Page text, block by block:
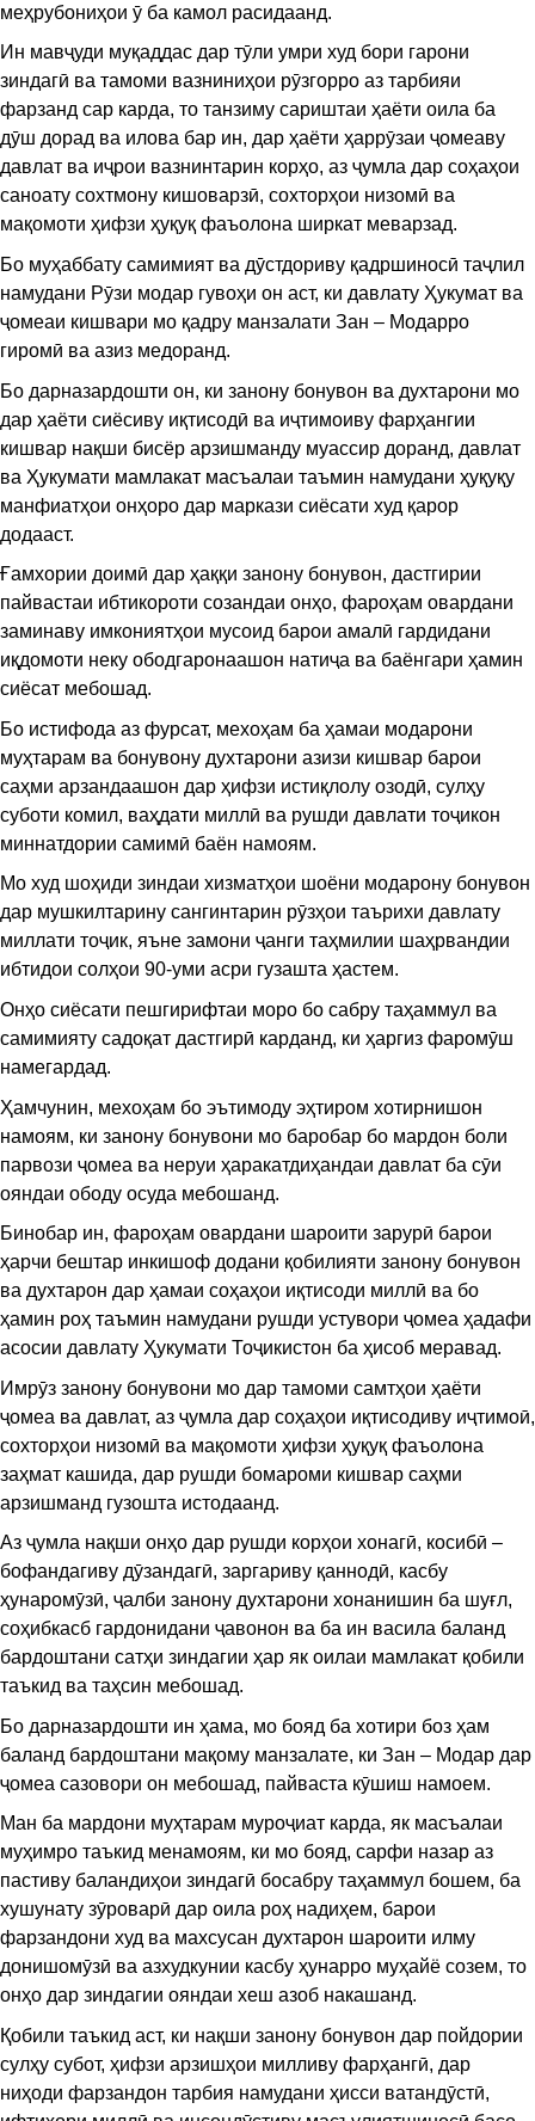
меҳрубониҳои ӯ ба камол расидаанд.
Ин мавҷуди муқаддас дар тӯли умри худ бори гарони
зиндагӣ ва тамоми вазниниҳои рӯзгорро аз тарбияи
фарзанд сар карда, то танзиму сариштаи ҳаёти оила ба
дӯш дорад ва илова бар ин, дар ҳаёти ҳаррӯзаи ҷомеаву
давлат ва иҷрои вазнинтарин корҳо, аз ҷумла дар соҳаҳои
саноату сохтмону кишоварзӣ, сохторҳои низомӣ ва
мақомоти ҳифзи ҳуқуқ фаъолона ширкат меварзад.
Бо муҳаббату самимият ва дӯстдориву қадршиносӣ таҷлил
намудани Рӯзи модар гувоҳи он аст, ки давлату Ҳукумат ва
ҷомеаи кишвари мо қадру манзалати Зан – Модарро
гиромӣ ва азиз медоранд.
Бо дарназардошти он, ки занону бонувон ва духтарони мо
дар ҳаёти сиёсиву иқтисодӣ ва иҷтимоиву фарҳангии
кишвар нақши бисёр арзишманду муассир доранд, давлат
ва Ҳукумати мамлакат масъалаи таъмин намудани ҳуқуқу
манфиатҳои онҳоро дар маркази сиёсати худ қарор
додааст.
Ғамхории доимӣ дар ҳаққи занону бонувон, дастгирии
пайвастаи ибтикороти созандаи онҳо, фароҳам овардани
заминаву имкониятҳои мусоид барои амалӣ гардидани
иқдомоти неку ободгаронаашон натиҷа ва баёнгари ҳамин
сиёсат мебошад.
Бо истифода аз фурсат, мехоҳам ба ҳамаи модарони
муҳтарам ва бонувону духтарони азизи кишвар барои
саҳми арзандаашон дар ҳифзи истиқлолу озодӣ, сулҳу
суботи комил, ваҳдати миллӣ ва рушди давлати тоҷикон
миннатдории самимӣ баён намоям.
Мо худ шоҳиди зиндаи хизматҳои шоёни модарону бонувон
дар мушкилтарину сангинтарин рӯзҳои таърихи давлату
миллати тоҷик, яъне замони ҷанги таҳмилии шаҳрвандии
ибтидои солҳои 90-уми асри гузашта ҳастем.
Онҳо сиёсати пешгирифтаи моро бо сабру таҳаммул ва
самимияту садоқат дастгирӣ карданд, ки ҳаргиз фаромӯш
намегардад.
Ҳамчунин, мехоҳам бо эътимоду эҳтиром хотирнишон
намоям, ки занону бонувони мо баробар бо мардон боли
парвози ҷомеа ва неруи ҳаракатдиҳандаи давлат ба сӯи
ояндаи ободу осуда мебошанд.
Бинобар ин, фароҳам овардани шароити зарурӣ барои
ҳарчи бештар инкишоф додани қобилияти занону бонувон
ва духтарон дар ҳамаи соҳаҳои иқтисоди миллӣ ва бо
ҳамин роҳ таъмин намудани рушди устувори ҷомеа ҳадафи
асосии давлату Ҳукумати Тоҷикистон ба ҳисоб меравад.
Имрӯз занону бонувони мо дар тамоми самтҳои ҳаёти
ҷомеа ва давлат, аз ҷумла дар соҳаҳои иқтисодиву иҷтимоӣ,
сохторҳои низомӣ ва мақомоти ҳифзи ҳуқуқ фаъолона
заҳмат кашида, дар рушди бомароми кишвар саҳми
арзишманд гузошта истодаанд.
Аз ҷумла нақши онҳо дар рушди корҳои хонагӣ, косибӣ –
бофандагиву дӯзандагӣ, заргариву қаннодӣ, касбу
ҳунаромӯзӣ, ҷалби занону духтарони хонанишин ба шуғл,
соҳибкасб гардонидани ҷавонон ва ба ин васила баланд
бардоштани сатҳи зиндагии ҳар як оилаи мамлакат қобили
таъкид ва таҳсин мебошад.
Бо дарназардошти ин ҳама, мо бояд ба хотири боз ҳам
баланд бардоштани мақому манзалате, ки Зан – Модар дар
ҷомеа сазовори он мебошад, пайваста кӯшиш намоем.
Ман ба мардони муҳтарам муроҷиат карда, як масъалаи
муҳимро таъкид менамоям, ки мо бояд, сарфи назар аз
пастиву баландиҳои зиндагӣ босабру таҳаммул бошем, ба
хушунату зӯроварӣ дар оила роҳ надиҳем, барои
фарзандони худ ва махсусан духтарон шароити илму
донишомӯзӣ ва азхудкунии касбу ҳунарро муҳайё созем, то
онҳо дар зиндагии ояндаи хеш азоб накашанд.
Қобили таъкид аст, ки нақши занону бонувон дар пойдории
сулҳу субот, ҳифзи арзишҳои милливу фарҳангӣ, дар
ниҳоди фарзандон тарбия намудани ҳисси ватандӯстӣ,